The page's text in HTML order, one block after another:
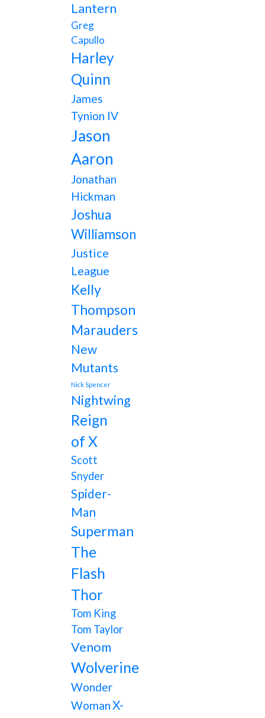
Lantern
Greg
Capullo
Harley
Quinn
James
Tynion IV
Jason
Aaron
Jonathan
Hickman
Joshua
Williamson
Justice
League
Kelly
Thompson
Marauders
New
Mutants
Nick Spencer
Nightwing
Reign
of X
Scott
Snyder
Spider-
Man
Superman
The
Flash
Thor
Tom King
Tom Taylor
Venom
Wolverine
Wonder
WomanX-